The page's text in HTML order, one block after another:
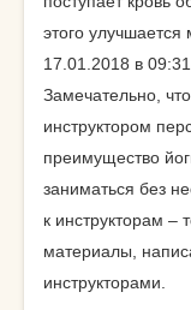
этого
17.01.2018 в
Замечательно,
инструктором
преимущество
заниматься без
к инструкторам –
материалы,
инструкторами.